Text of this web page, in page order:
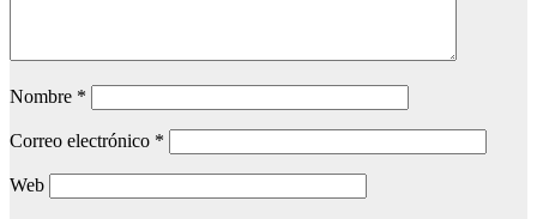
Nombre *
Correo electrónico *
Web